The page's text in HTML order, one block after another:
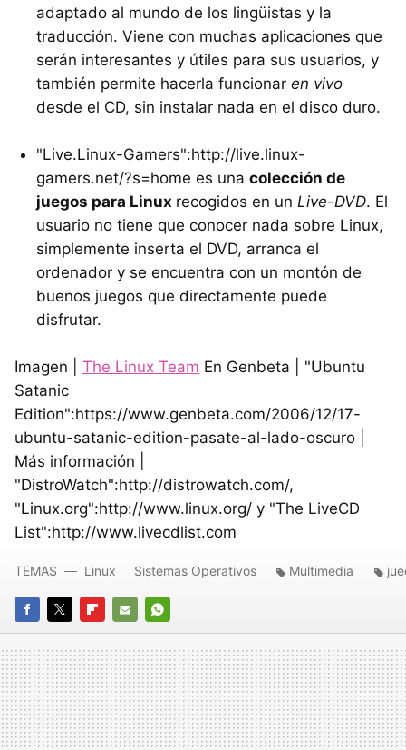
adaptado al mundo de los lingüistas y la
traducción. Viene con muchas aplicaciones que
serán interesantes y útiles para sus usuarios, y
también permite hacerla funcionar en vivo
desde el CD, sin instalar nada en el disco duro.
"Live.Linux-Gamers":http://live.linux-
gamers.net/?s=home es una colección de
juegos para Linux recogidos en un Live-DVD. El
usuario no tiene que conocer nada sobre Linux,
simplemente inserta el DVD, arranca el
ordenador y se encuentra con un montón de
buenos juegos que directamente puede
disfrutar.
Imagen | The Linux Team En Genbeta | "Ubuntu
Satanic
Edition":https://www.genbeta.com/2006/12/17-
ubuntu-satanic-edition-pasate-al-lado-oscuro |
Más información |
"DistroWatch":http://distrowatch.com/,
"Linux.org":http://www.linux.org/ y "The LiveCD
List":http://www.livecdlist.com
FACEBOOK
TWITTERFLIPBOARD
E-
MAIL
WHATSAPP
TEMAS Linux Sistemas Operativos Multimedia